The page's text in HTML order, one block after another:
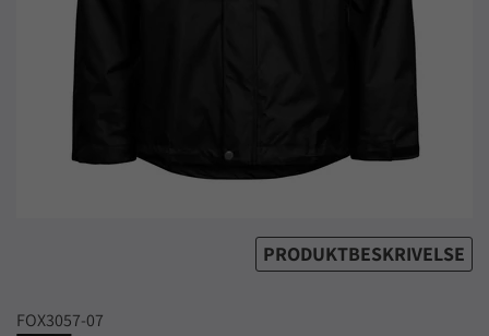
PRODUKTBESKRIVELSE
FOX3057-07